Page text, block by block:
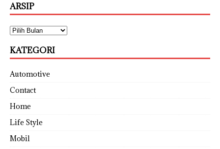
ARSIP
KATEGORI
Automotive
Contact
Home
Life Style
Mobil